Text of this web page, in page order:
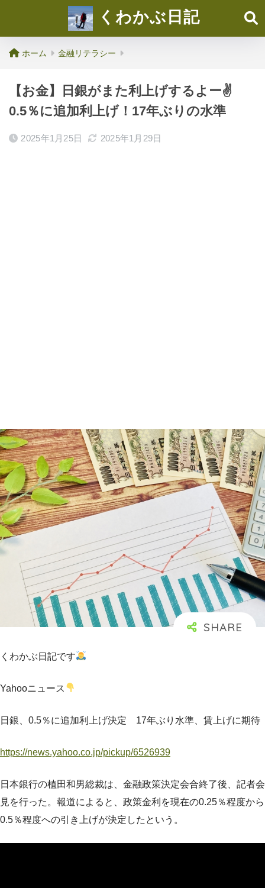
くわかぶ日記
ホーム 金融リテラシー
【お金】日銀がまた利上げするよー✌️
0.5％に追加利上げ！17年ぶりの水準
2025年1月25日 2025年1月29日
くわかぶ日記です
Yahooニュース
日銀、0.5％に追加利上げ決定 17年ぶり水準、賃上げに期待
https://news.yahoo.co.jp/pickup/6526939
日本銀行の植田和男総裁は、金融政策決定会合終了後、記者会
見を行った。報道によると、政策金利を現在の0.25％程度から
0.5％程度への引き上げが決定したという。